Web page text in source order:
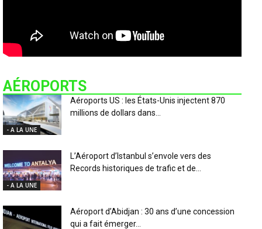
AÉROPORTS
- A LA UNE
Aéroports US : les États-Unis injectent 870
millions de dollars dans...
- A LA UNE
L’Aéroport d’Istanbul s’envole vers des
Records historiques de trafic et de...
Aéroport d’Abidjan : 30 ans d’une concession
qui a fait émerger...